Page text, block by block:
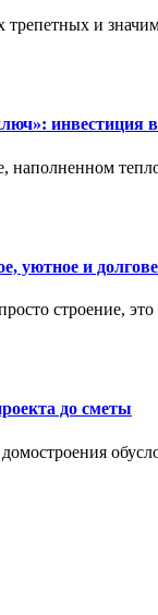
и
инвестиция
наполненном
уютное и
строение,
до сметы